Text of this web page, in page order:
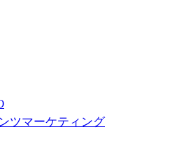
ツマーケティング